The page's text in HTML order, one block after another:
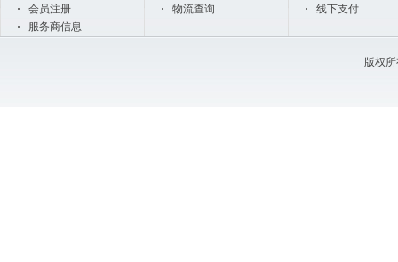
会员注册
服务商信息
物流查询 线下支付
版权